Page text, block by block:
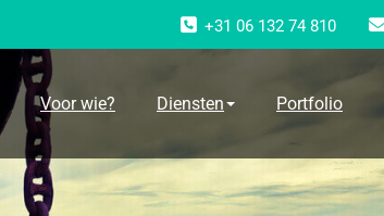
+31 06 132 74 810
Voor wie? Diensten Portfolio